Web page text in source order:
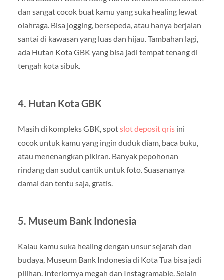
dan sangat cocok buat kamu yang suka healing lewat
olahraga. Bisa jogging, bersepeda, atau hanya berjalan
santai di kawasan yang luas dan hijau. Tambahan lagi,
ada Hutan Kota GBK yang bisa jadi tempat tenang di
tengah kota sibuk.
4. Hutan Kota GBK
Masih di kompleks GBK, spotslot deposit qrisini
cocok untuk kamu yang ingin duduk diam, baca buku,
atau menenangkan pikiran. Banyak pepohonan
rindang dan sudut cantik untuk foto. Suasananya
damai dan tentu saja, gratis.
5. Museum Bank Indonesia
Kalau kamu suka healing dengan unsur sejarah dan
budaya, Museum Bank Indonesia di Kota Tua bisa jadi
pilihan. Interiornya megah dan Instagramable. Selain